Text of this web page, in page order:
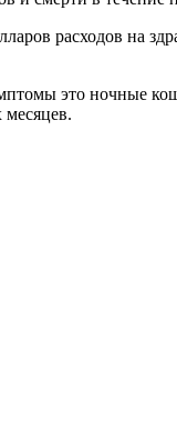
расходов на
это ночные